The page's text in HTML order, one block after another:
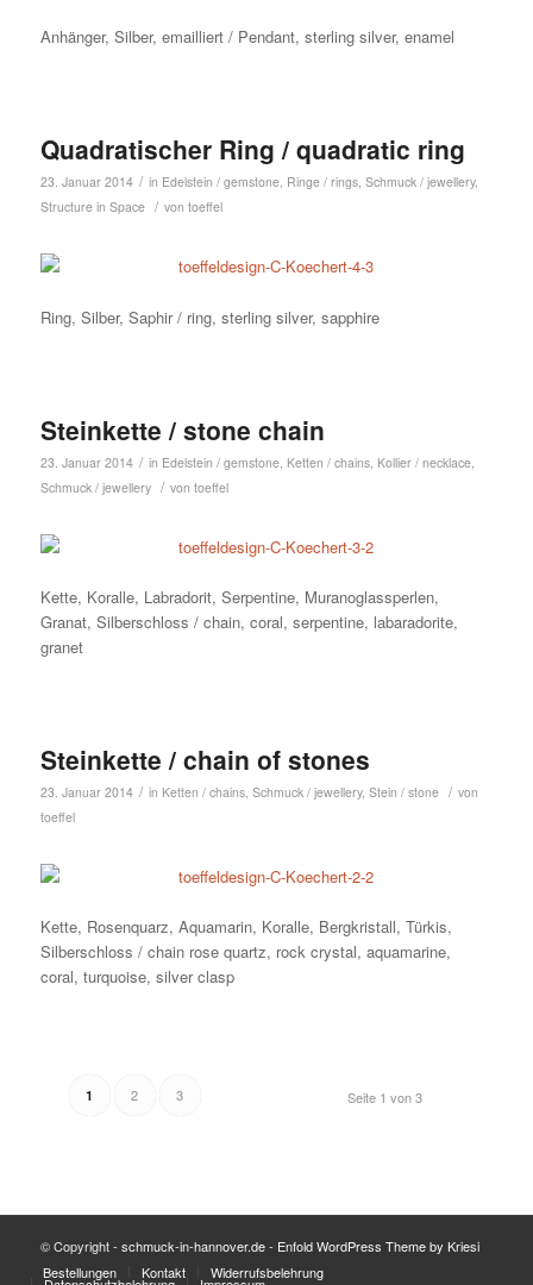
Anhänger, Silber, emailliert / Pendant, sterling silver, enamel
Quadratischer Ring / quadratic ring
23. Januar 2014 / in Edelstein / gemstone, Ringe / rings, Schmuck / jewellery,
Structure in Space / von toeffel
Ring, Silber, Saphir / ring, sterling silver, sapphire
Steinkette / stone chain
23. Januar 2014 / in Edelstein / gemstone, Ketten / chains, Kollier / necklace,
Schmuck / jewellery / von toeffel
Kette, Koralle, Labradorit, Serpentine, Muranoglassperlen,
Granat, Silberschloss / chain, coral, serpentine, labaradorite,
granet
Steinkette / chain of stones
23. Januar 2014 / in Ketten / chains, Schmuck / jewellery, Stein / stone / von
toeffel
Kette, Rosenquarz, Aquamarin, Koralle, Bergkristall, Türkis,
Silberschloss / chain rose quartz, rock crystal, aquamarine,
coral, turquoise, silver clasp
Seite 1 von 3
1 2 3
© Copyright - schmuck-in-hannover.de- Enfold WordPress Theme by Kriesi
Bestellungen
Kontakt Widerrufsbelehrung